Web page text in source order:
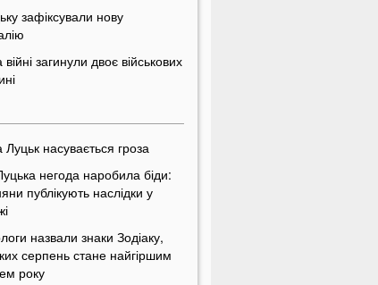
зафіксували нову
війні загинули двоє військових
Луцьк насувається гроза
негода наробила біди:
публікують наслідки у
назвали знаки Зодіаку,
серпень стане найгіршим
року